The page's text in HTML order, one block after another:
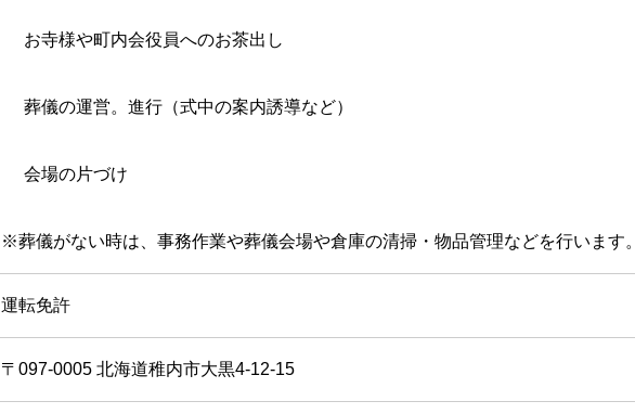
お寺様や町内会役員へのお茶出し
葬儀の運営。進行（式中の案内誘導など）
会場の片づけ
※葬儀がない時は、事務作業や葬儀会場や倉庫の清掃・物品管理などを行います。
運転免許
〒097-0005 北海道稚内市大黒4-12-15